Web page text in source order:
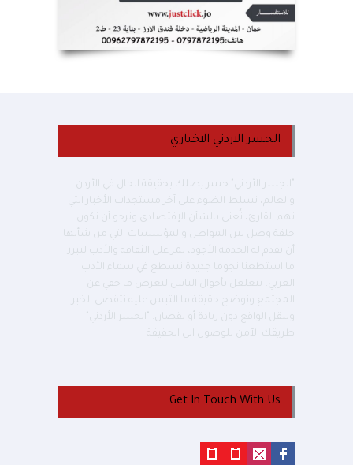
الجسر الاردني الاخباري
"الجسر الأردني" جسر يصلك بحقيقة الحال في الأردن
والعالم، نسلط الضوء على آخر مستجدات الأخبار التي
تهم القارئ، نُعنى بالشأن الإقتصادي ونرجو أن نكون
حلقة وصل بين المواطن والمؤسسات التي من شأنها
أن تقدم له الخدمة الأجود، نمر على الثقافة والأدب لنبرز
ما استطعنا نجوما جديدة تسطع في سماء الأدب
العربي، نتغلغل بأحوال الناس لنعرض ما خفي عن
المجتمع ونوضح حقيقة ما التبس عليه نتقصى الخبر
وننقل الواقع دون زيادة أو نقصان. "الجسر الأردني"
طريقك الآمن للوصول الى الحقيقة
Get In Touch With Us